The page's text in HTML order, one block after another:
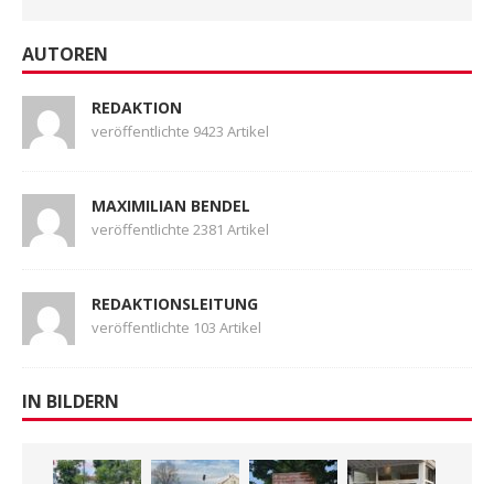
AUTOREN
REDAKTION
veröffentlichte 9423 Artikel
MAXIMILIAN BENDEL
veröffentlichte 2381 Artikel
REDAKTIONSLEITUNG
veröffentlichte 103 Artikel
IN BILDERN